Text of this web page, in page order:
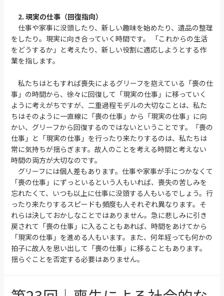
2. 現実の仕事（回復指向）
仕事や家事に没頭したり、新しい趣味を始めたり、遺品の整理
をしたり。現実に向き合っていく時間です。 「これからの生活
をどうするか」と考えたり、新しい役割に適応しようとする作
業を指します。
私たちはともすれば喪失によるグリーフを抱えている「喪の仕
事」の時間から、徐々に回復して「現実の仕事」に移っていく
ように考えがちですが、二重過程モデルの大切なことは、私た
ちはそのように一直線に「喪の仕事」から「現実の仕事」に向
かい、グリーフから回復するのではないということです。「喪の
仕事」と「現実の仕事」を行ったり来たりするのは、私たちは
常に気持ちが揺らぎます。故人のことを考える時間と考えない
時間の両方が大切なのです。
グリーフには個人差もあります。仕事や家事が手につかなくて
「喪の仕事」にずっといるという人もいれば、喪失の苦しみを
忘れたくて、いつも以上に仕事に没頭する人もいるでしょう。行
ったり来たりするスピードも頻度も人それぞれ異なります。そ
れらは決しておかしなことではありません。急に悲しみに引き
戻されて「喪の仕事」に入ることもあれば、時間をあけてから
「現実の仕事」を進める人もいます。また、何年経っても何かの
拍子に故人を思い出して「喪の仕事」に移ることもあります。
揺らぐことを否定する必要はありません。